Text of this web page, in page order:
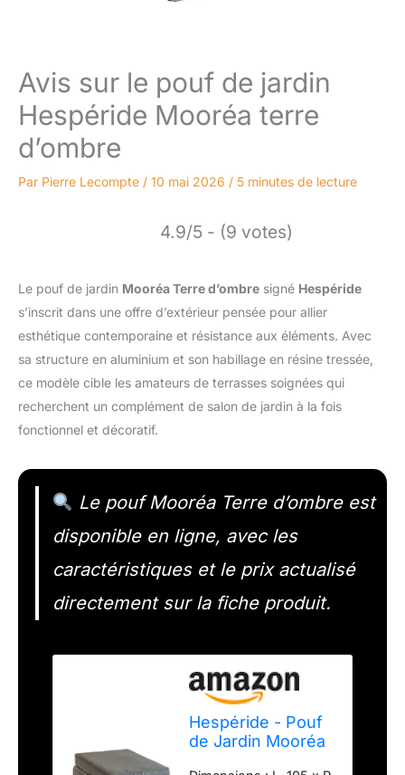
Avis sur le pouf de jardin
Hespéride Mooréa terre
d’ombre
Par Pierre Lecompte / 10 mai 2026 / 5 minutes de lecture
4.9/5 - (9 votes)
Le pouf de jardin Mooréa Terre d’ombre signé Hespéride
s’inscrit dans une offre d’extérieur pensée pour allier
esthétique contemporaine et résistance aux éléments. Avec
sa structure en aluminium et son habillage en résine tressée,
ce modèle cible les amateurs de terrasses soignées qui
recherchent un complément de salon de jardin à la fois
fonctionnel et décoratif.
Le pouf Mooréa Terre d’ombre est
disponible en ligne, avec les
caractéristiques et le prix actualisé
directement sur la fiche produit.
Hespéride - Pouf
de Jardin Mooréa